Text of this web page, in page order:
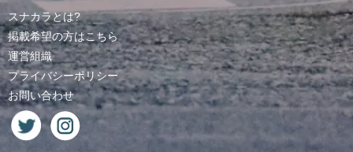
スナカラとは?
掲載希望の方はこちら
運営組織
プライバシーポリシー
お問い合わせ